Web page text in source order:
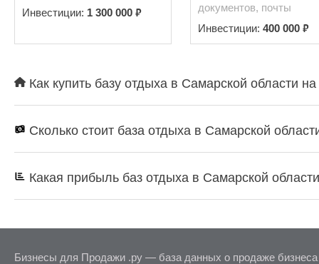
Инвестиции: 1 300 000 ₽
документов, почты
Инвестиции: 400 000 ₽
Как купить базу отдыха в Самарской области
Сколько стоит база отдыха в Самарской
Какая прибыль баз отдыха в Самарской
Бизнесы для Продажи .ру — база данных о продаже